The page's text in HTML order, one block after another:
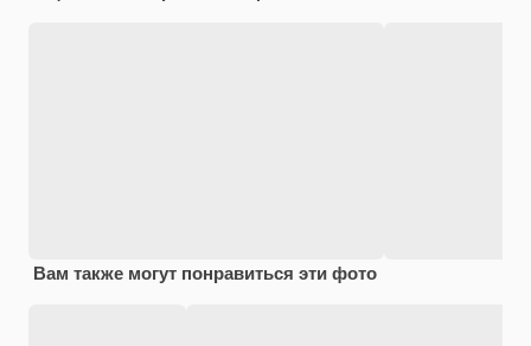
Вам также могут понравиться эти фото